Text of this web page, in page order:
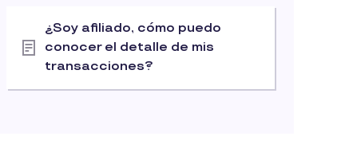
¿Soy afiliado, cómo puedo
conocer el detalle de mis
transacciones?